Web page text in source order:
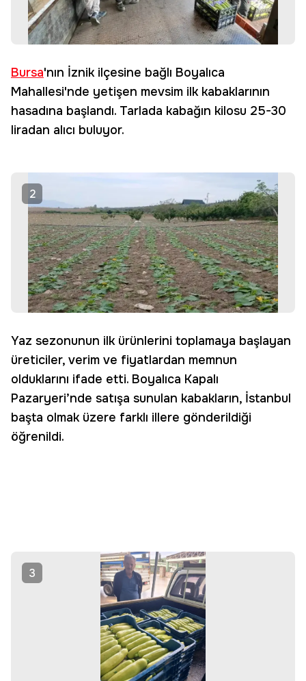
Bursa'nın İznik ilçesine bağlı Boyalıca
Mahallesi'nde yetişen mevsim ilk kabaklarının
hasadına başlandı. Tarlada kabağın kilosu 25-30
liradan alıcı buluyor.
2
Yaz sezonunun ilk ürünlerini toplamaya başlayan
üreticiler, verim ve fiyatlardan memnun
olduklarını ifade etti. Boyalıca Kapalı
Pazaryeri’nde satışa sunulan kabakların, İstanbul
başta olmak üzere farklı illere gönderildiği
öğrenildi.
3